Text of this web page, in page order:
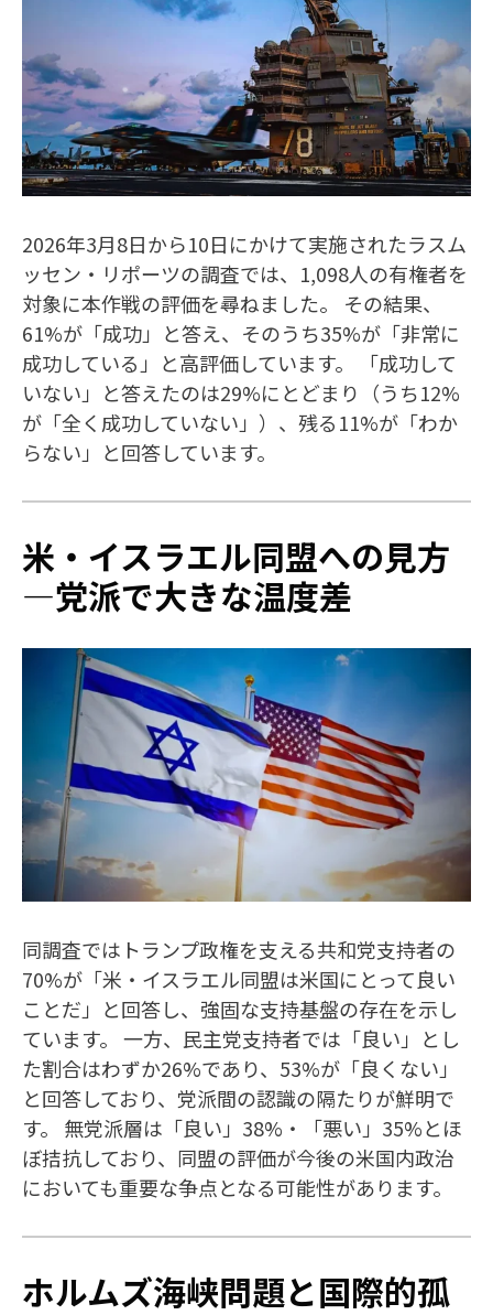
2026年3月8日から10日にかけて実施されたラスム
ッセン・リポーツの調査では、1,098人の有権者を
対象に本作戦の評価を尋ねました。 その結果、
61%が「成功」と答え、そのうち35%が「非常に
成功している」と高評価しています。 「成功して
いない」と答えたのは29%にとどまり（うち12%
が「全く成功していない」）、残る11%が「わか
らない」と回答しています。
米・イスラエル同盟への見方
—党派で大きな温度差
同調査ではトランプ政権を支える共和党支持者の
70%が「米・イスラエル同盟は米国にとって良い
ことだ」と回答し、強固な支持基盤の存在を示し
ています。 一方、民主党支持者では「良い」とし
た割合はわずか26%であり、53%が「良くない」
と回答しており、党派間の認識の隔たりが鮮明で
す。 無党派層は「良い」38%・「悪い」35%とほ
ぼ拮抗しており、同盟の評価が今後の米国内政治
においても重要な争点となる可能性があります。
ホルムズ海峡問題と国際的孤